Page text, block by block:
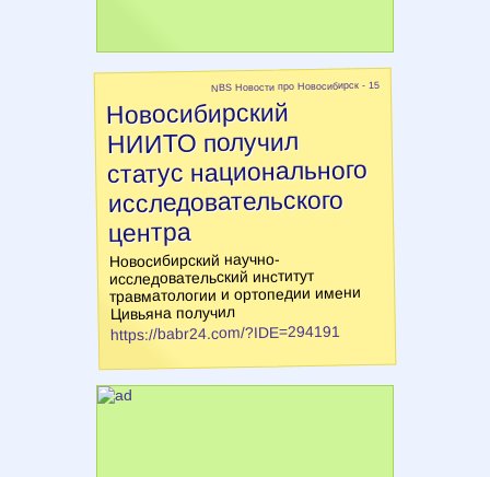
NBS Новости про Новосибирск - 15
Новосибирский
НИИТО получил
статус национального
исследовательского
центра
Новосибирский научно-
исследовательский институт
травматологии и ортопедии имени
Цивьяна получил
https://babr24.com/?IDE=294191